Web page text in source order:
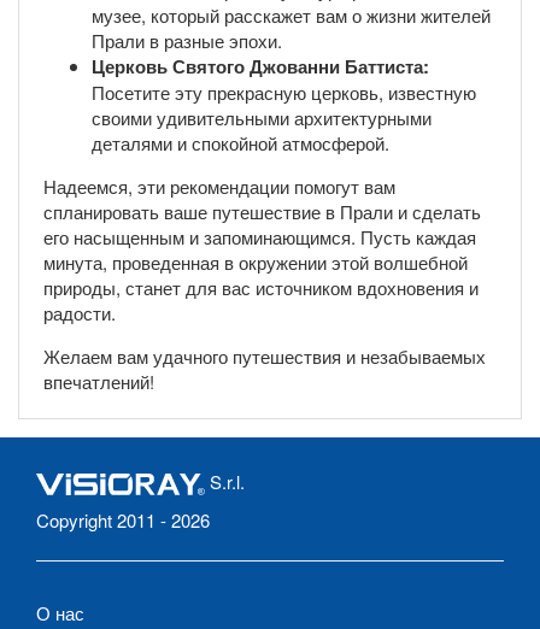
музее, который расскажет вам о жизни жителей
Прали в разные эпохи.
Церковь Святого Джованни Баттиста:
Посетите эту прекрасную церковь, известную
своими удивительными архитектурными
деталями и спокойной атмосферой.
Надеемся, эти рекомендации помогут вам
спланировать ваше путешествие в Прали и сделать
его насыщенным и запоминающимся. Пусть каждая
минута, проведенная в окружении этой волшебной
природы, станет для вас источником вдохновения и
радости.
Желаем вам удачного путешествия и незабываемых
впечатлений!
S.r.l.
Copyright 2011 - 2026
О нас